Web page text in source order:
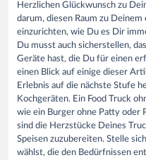
Herzlichen Glückwunsch zu
darum, diesen Raum zu
einzurichten, wie Du es Dir
Du musst auch sicherstellen,
Geräte hast, die Du für einen
einen Blick auf einige dieser
Erlebnis auf die nächste Stufe
Kochgeräten. Ein Food Truck
wie ein Burger ohne Patty oder
sind die Herzstücke Deines
Speisen zuzubereiten. Stelle
wählst, die den Bedürfnissen